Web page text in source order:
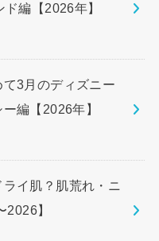
編【2026年】
て3月のディズニー
編【2026年】
ライ肌？肌荒れ・ニ
】